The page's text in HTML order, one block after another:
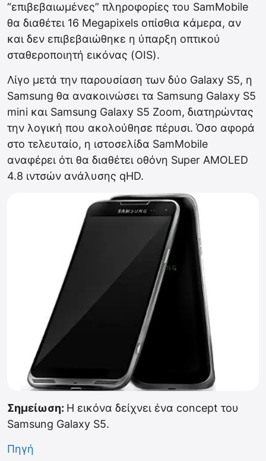
“επιβεβαιωμένες” πληροφορίες του SamMobile
θα διαθέτει 16 Megapixels οπίσθια κάμερα, αν
και δεν επιβεβαιώθηκε η ύπαρξη οπτικού
σταθεροποιητή εικόνας (OIS).
Λίγο μετά την παρουσίαση των δύο Galaxy S5, η
Samsung θα ανακοινώσει τα Samsung Galaxy S5
mini και Samsung Galaxy S5 Zoom, διατηρώντας
την λογική που ακολούθησε πέρυσι. Όσο αφορά
στο τελευταίο, η ιστοσελίδα SamMobile
αναφέρει ότι θα διαθέτει οθόνη Super AMOLED
4.8 ιντσών ανάλυσης qHD.
Σημείωση: Η εικόνα δείχνει ένα concept του
Samsung Galaxy S5.
Πηγή